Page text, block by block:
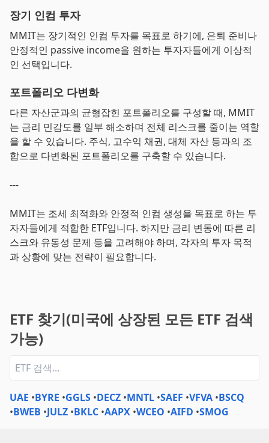
장기 인컴 투자
MMIT는 장기적인 인컴 투자를 목표로 하기에, 은퇴 준비나
안정적인 passive income을 원하는 투자자들에게 이상적
인 선택입니다.
포트폴리오 다변화
다른 자산군과의 균형잡힌 포트폴리오를 구성할 때, MMIT
는 금리 민감도를 일부 해소하며 전체 리스크를 줄이는 역할
을 할 수 있습니다. 주식, 고수익 채권, 대체 자산 등과의 조
합으로 다변화된 포트폴리오를 구축할 수 있습니다.
---
MMIT는 조세 최적화와 안정적 인컴 생성을 목표로 하는 투
자자들에게 적합한 ETF입니다. 하지만 금리 변동에 따른 리
스크와 유동성 문제 등을 고려해야 하며, 각자의 투자 목적
과 상황에 맞는 전략이 필요합니다.
ETF 찾기(미국에 상장된 모든 ETF 검색
가능)
UAE •BYRE •GGLS •DECZ •MNTL •SAEF •VFVA •BSCQ
•BWEB •JULZ •BKLC •AAPX •WCEO •AIFD •SMOG